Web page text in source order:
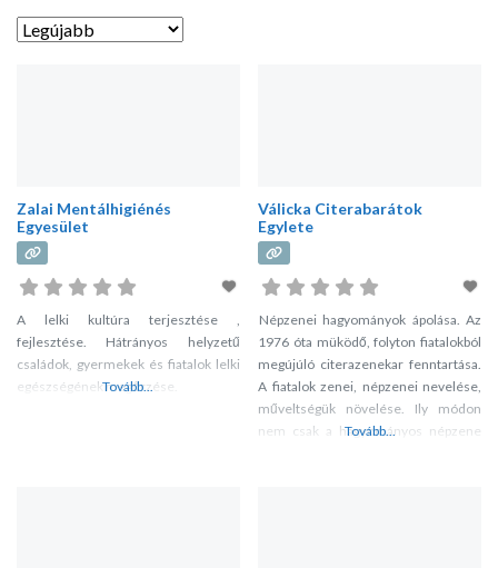
Zalai Mentálhigiénés
Egyesület
A lelki kultúra terjesztése ,
fejlesztése. Hátrányos helyzetű
családok, gyermekek és fiatalok lelki
egészségének megőrzése.
Tovább...
Válicka Citerabarátok
Egylete
Népzenei hagyományok ápolása. Az
1976 óta müködő, folyton fiatalokból
megújúló citerazenekar fenntartása.
A fiatalok zenei, népzenei nevelése,
műveltségük növelése. Ily módon
nem csak a hagyományos népzene
Tovább...